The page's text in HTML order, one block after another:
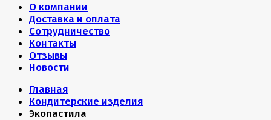
О компании
Доставка и оплата
Сотрудничество
Контакты
Отзывы
Новости
Главная
Кондитерские изделия
Экопастила